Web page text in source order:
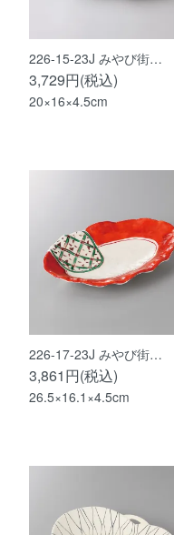
226-15-23J みやび街…
3,729円(税込)
20×16×4.5cm
226-17-23J みやび街…
3,861円(税込)
26.5×16.1×4.5cm